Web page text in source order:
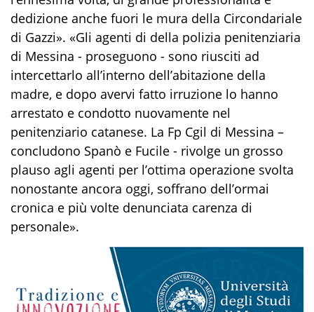
dedizione anche fuori le mura della Circondariale
di Gazzi». «Gli agenti di della polizia penitenziaria
di Messina - proseguono - sono riusciti ad
intercettarlo all’interno dell’abitazione della
madre, e dopo avervi fatto irruzione lo hanno
arrestato e condotto nuovamente nel
penitenziario catanese. La Fp Cgil di Messina –
concludono Spanò e Fucile - rivolge un grosso
plauso agli agenti per l’ottima operazione svolta
nonostante ancora oggi, soffrano dell’ormai
cronica e più volte denunciata carenza di
personale».